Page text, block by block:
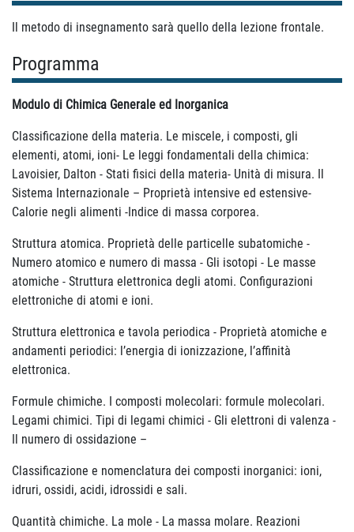
Il metodo di insegnamento sarà quello della lezione frontale.
Programma
Modulo di Chimica Generale ed Inorganica
Classificazione della materia. Le miscele, i composti, gli
elementi, atomi, ioni- Le leggi fondamentali della chimica:
Lavoisier, Dalton - Stati fisici della materia- Unità di misura. Il
Sistema Internazionale – Proprietà intensive ed estensive-
Calorie negli alimenti -Indice di massa corporea.
Struttura atomica. Proprietà delle particelle subatomiche -
Numero atomico e numero di massa - Gli isotopi - Le masse
atomiche - Struttura elettronica degli atomi. Configurazioni
elettroniche di atomi e ioni.
Struttura elettronica e tavola periodica - Proprietà atomiche e
andamenti periodici: l’energia di ionizzazione, l’affinità
elettronica.
Formule chimiche. I composti molecolari: formule molecolari.
Legami chimici. Tipi di legami chimici - Gli elettroni di valenza -
Il numero di ossidazione –
Classificazione e nomenclatura dei composti inorganici: ioni,
idruri, ossidi, acidi, idrossidi e sali.
Quantità chimiche. La mole - La massa molare. Reazioni